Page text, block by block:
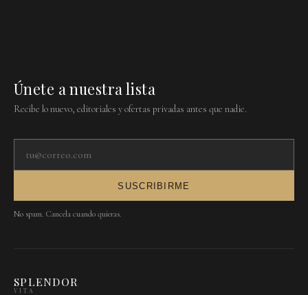
Únete a nuestra lista
Recibe lo nuevo, editoriales y ofertas privadas antes que nadie.
SUSCRIBIRME
No spam. Cancela cuando quieras.
SPLENDOR
VITA